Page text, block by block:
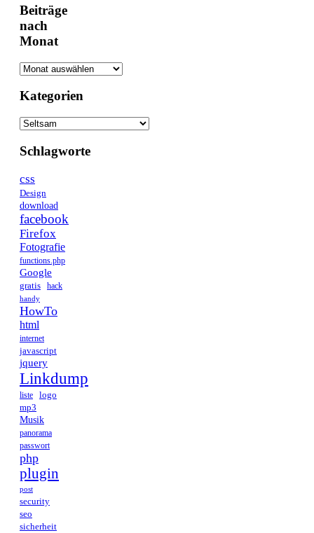
Beiträge
nach
Monat
Kategorien
Kategorien
Schlagworte
css
Design
download
facebook
Firefox
Fotografie
functions.php
Google
gratis hack
handy
HowTo
html
internet
javascript
jquery
Linkdump
liste
logo
mp3
Musik
panorama
passwort
php
plugin
post
security
seo
sicherheit